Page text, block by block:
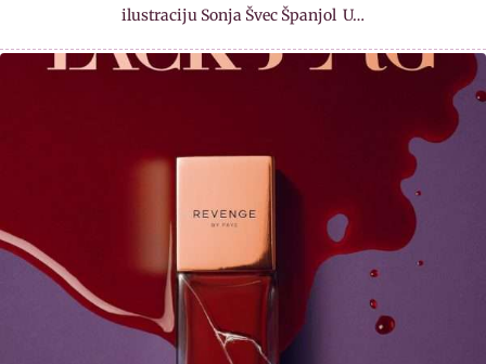
ilustraciju Sonja Švec Španjol U…